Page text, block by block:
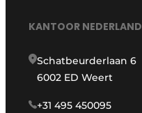
KANTOOR NEDERLAND
Schatbeurderlaan 6
6002 ED Weert
+31 495 450095